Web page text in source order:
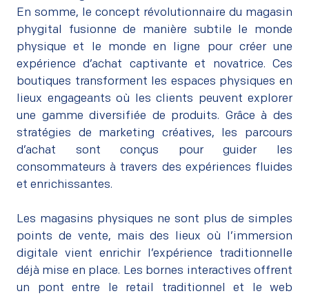
En somme, le concept révolutionnaire du magasin
phygital fusionne de manière subtile le monde
physique et le monde en ligne pour créer une
expérience d’achat captivante et novatrice. Ces
boutiques transforment les espaces physiques en
lieux engageants où les clients peuvent explorer
une gamme diversifiée de produits. Grâce à des
stratégies de marketing créatives, les parcours
d’achat sont conçus pour guider les
consommateurs à travers des expériences fluides
et enrichissantes.
Les magasins physiques ne sont plus de simples
points de vente, mais des lieux où l’immersion
digitale vient enrichir l’expérience traditionnelle
déjà mise en place. Les bornes interactives offrent
un pont entre le retail traditionnel et le web